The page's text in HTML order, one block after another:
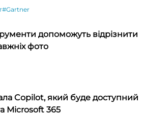
#Gartner
допоможуть відрізнити
фото
Copilot, який буде доступний
Microsoft 365